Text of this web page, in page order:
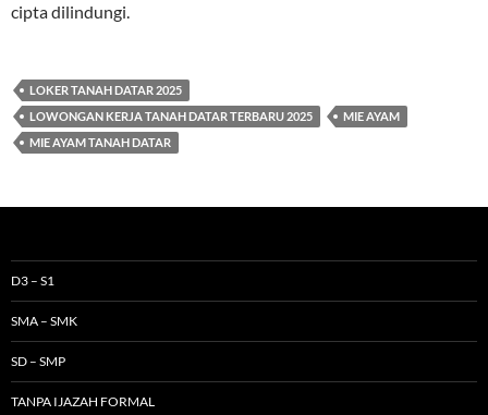
cipta dilindungi.
LOKER TANAH DATAR 2025
LOWONGAN KERJA TANAH DATAR TERBARU 2025
MIE AYAM
MIE AYAM TANAH DATAR
D3 – S1
SMA – SMK
SD – SMP
TANPA IJAZAH FORMAL